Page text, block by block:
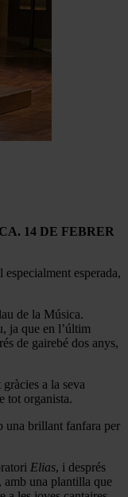
14 DE FEBRER
esperada,
de la Música.
ja que en l’últim
de gairebé dos anys,
a la seva
tot organista.
una brillant fanfara per
Elias, i després
amb una plantilla que